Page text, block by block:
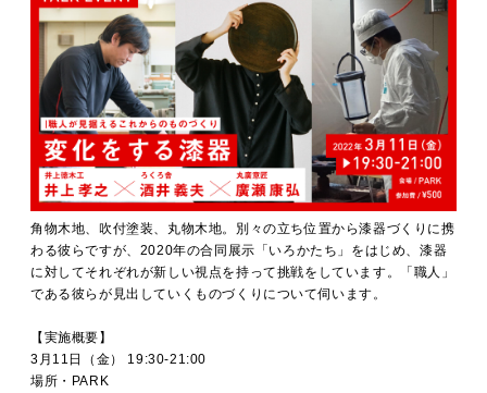
角物木地、吹付塗装、丸物木地。別々の立ち位置から漆器づくりに携
わる彼らですが、2020年の合同展示「いろかたち」をはじめ、漆器
に対してそれぞれが新しい視点を持って挑戦をしています。「職人」
である彼らが見出していくものづくりについて伺います。
【実施概要】
3月11日（金） 19:30-21:00
場所・PARK